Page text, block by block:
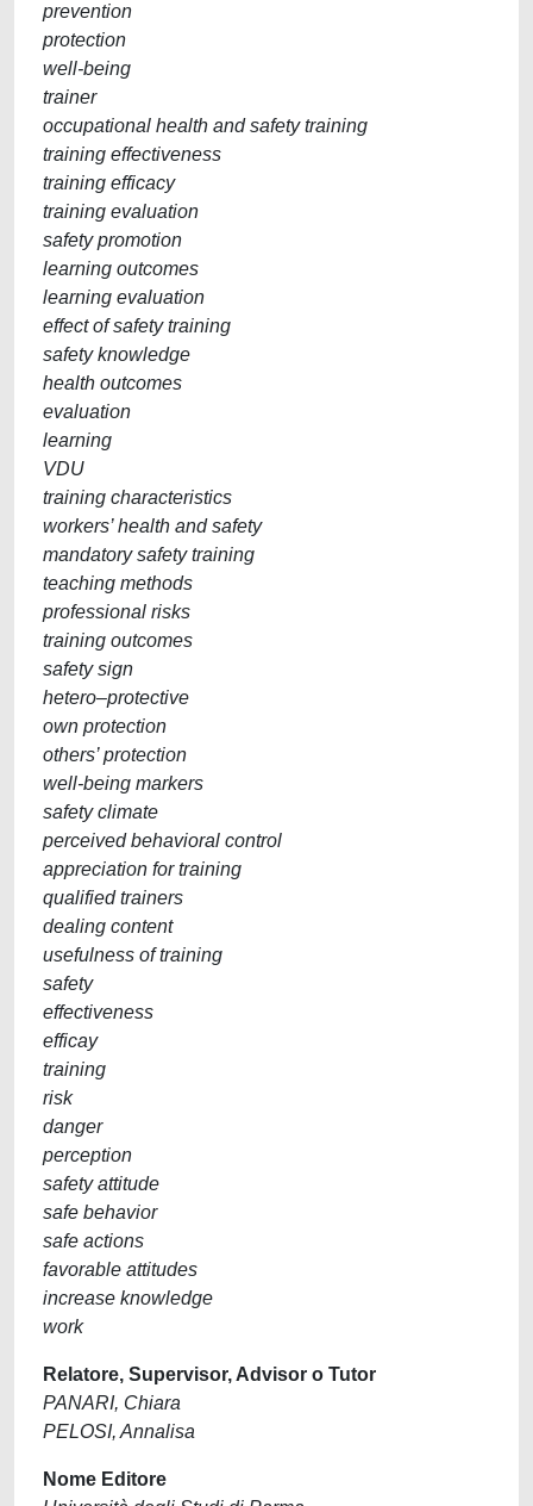
prevention
protection
well-being
trainer
occupational health and safety training
training effectiveness
training efficacy
training evaluation
safety promotion
learning outcomes
learning evaluation
effect of safety training
safety knowledge
health outcomes
evaluation
learning
VDU
training characteristics
workers’ health and safety
mandatory safety training
teaching methods
professional risks
training outcomes
safety sign
hetero–protective
own protection
others’ protection
well-being markers
safety climate
perceived behavioral control
appreciation for training
qualified trainers
dealing content
usefulness of training
safety
effectiveness
efficay
training
risk
danger
perception
safety attitude
safe behavior
safe actions
favorable attitudes
increase knowledge
work
Relatore, Supervisor, Advisor o Tutor
PANARI, Chiara
PELOSI, Annalisa
Nome Editore